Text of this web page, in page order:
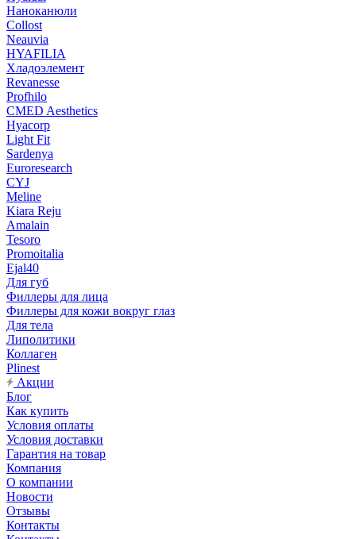
Наноканюли
Collost
Neauvia
HYAFILIA
Хладоэлемент
Revanesse
Profhilo
CMED Aesthetics
Hyacorp
Light Fit
Sardenya
Euroresearch
CYJ
Meline
Kiara Reju
Amalain
Tesoro
Promoitalia
Ejal40
Для губ
Филлеры для лица
Филлеры для кожи вокруг глаз
Для тела
Липолитики
Коллаген
Plinest
Акции
Блог
Как купить
Условия оплаты
Условия доставки
Гарантия на товар
Компания
О компании
Новости
Отзывы
Контакты